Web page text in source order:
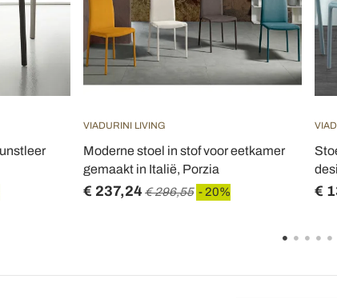
VIADURINI LIVING
Moderne stoel in stof voor eetkamer
gemaakt in Italië, Porzia
€ 237,24€ 296,55 - 20% €